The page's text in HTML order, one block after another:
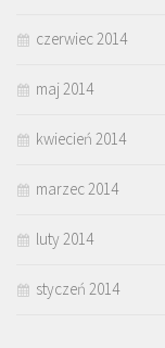
czerwiec 2014
maj 2014
kwiecień 2014
marzec 2014
luty 2014
styczeń 2014